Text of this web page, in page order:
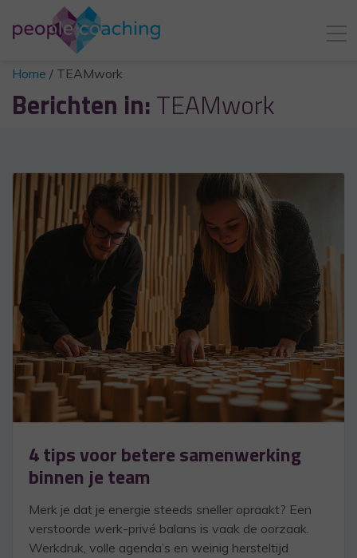
Home / TEAMwork
Berichten in:TEAMwork
4 tips voor betere samenwerking
binnen je team
Merk je dat je energie steeds sneller opraakt? Een
verstoorde werk-privé balans is vaak de oorzaak.
Werkdruk, volle agenda’s en weinig hersteltijd